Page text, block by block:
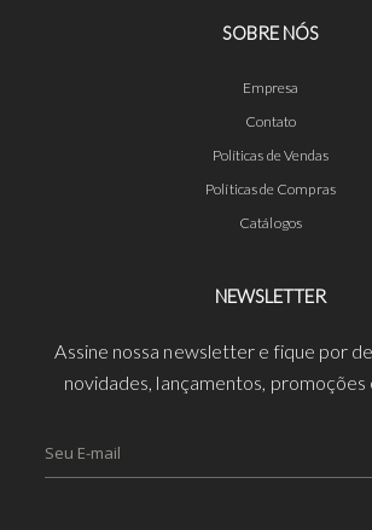
SOBRE NÓS
Empresa
Contato
Políticas de Vendas
Políticas de Compras
Catálogos
NEWSLETTER
Assine nossa newsletter e fique por
novidades, lançamentos, promoções